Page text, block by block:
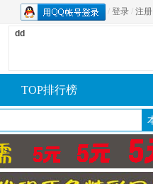
/ 登录 / 注册
dd
TOP排行榜